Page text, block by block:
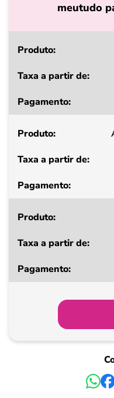
meutudo
Produto
a
de
Pagamento